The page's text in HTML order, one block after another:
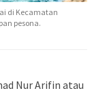
di Kecamatan
pesona.
Nur Arifin atau